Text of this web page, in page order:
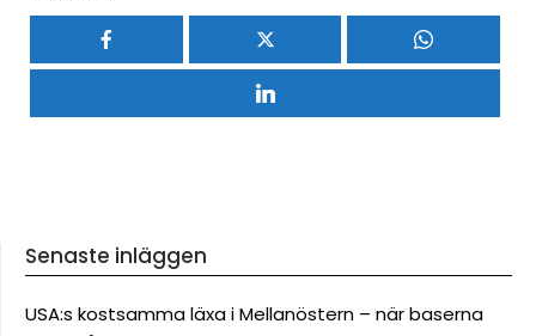
Senaste inläggen
USA:s kostsamma läxa i Mellanöstern – när baserna